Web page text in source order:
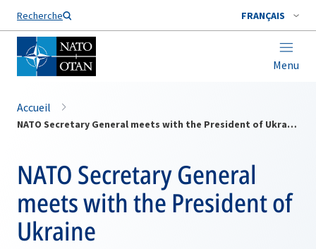
Recherche FRANÇAIS
Menu
Nom de famille*
Accueil
NATO Secretary General meets with the President of Ukraine
NATO Secretary General
meets with the President of
Ukraine